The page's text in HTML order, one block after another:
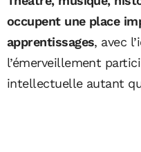
occupent une place
apprentissages, avec
l’émerveillement
intellectuelle autant